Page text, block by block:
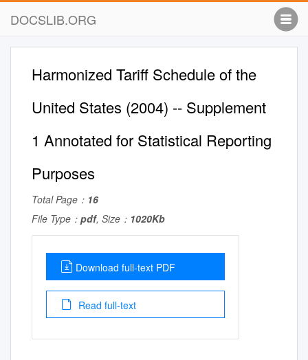
DOCSLIB.ORG
Harmonized Tariff Schedule of the
United States (2004) -- Supplement
1 Annotated for Statistical Reporting
Purposes
Total Page： 16
File Type： pdf, Size： 1020Kb
Download full-text PDF
Read full-text